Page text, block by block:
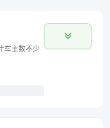
车主数不少